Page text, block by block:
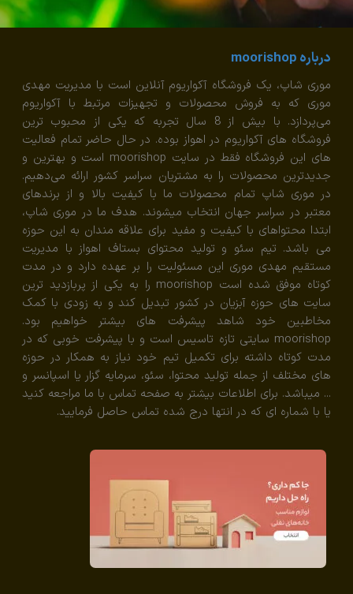
درباره moorishop
موری شاپ، یک فروشگاه آکواریوم آنلاین است با مدیریت مهدی
موری که به فروش محصولات و تجهیزات مرتبط با آکواریوم
می‌پردازد. با بیش از 8 سال تجربه که یکی از محبوب ترین
فروشگاه های آکواریوم در اهواز بوده. در حال حاضر تمام فعالیت
های این فروشگاه فقط در سایت moorishop است و بهترین و
جدیدترین محصولات را به مشتریان سراسر کشور ارائه می‌دهیم.
در موری شاپ تمام محصولات ما با کیفیت بالا و از برندهای
معتبر در سراسر جهان انتخاب میشوند. هدف ما در موری شاپ،
ابتدا محتواهای با کیفیت و مفید برای علاقه مندان به این حوزه
می باشد. تیم سئو و تولید محتوای بستاف اهواز با مدیریت
مستقیم مهدی موری این مسئولیت را بر عهده دارد و در مدت
کوتاه موفق شده است moorishop را به یکی از پربازدید ترین
سایت های حوزه آبزیان در کشور تبدیل کند و به زودی با کمک
مخاطبین خود شاهد پیشرفت های بیشتر خواهیم بود.
moorishop سایتی تازه تاسیس است و با پیشرفت خوبی که در
مدت کوتاه داشته برای تکمیل تیم خود نیاز به همکار در حوزه
های مختلف از جمله تولید محتوا، سئو، سرمایه گزار یا اسپانسر و
... میباشد. برای اطلاعات بیشتر به صفحه تماس با ما مراجعه کنید
یا با شماره ای که در انتها درج شده تماس حاصل فرمایید.